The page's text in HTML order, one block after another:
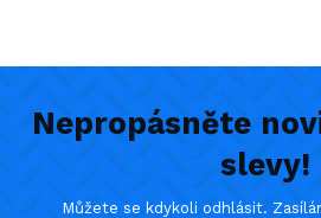
Nepropásněte
slevy!
Můžete se kdykoli odhlásit.